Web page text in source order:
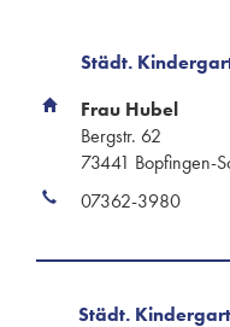
Städt.
Frau Hubel
Bergstr. 62
73441 Bopfingen-
07362-3980
Städt.